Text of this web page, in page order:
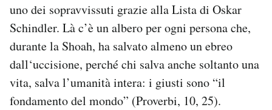
uno dei sopravvissuti grazie alla Lista di Oskar
Schindler. Là c’è un albero per ogni persona che,
durante la Shoah, ha salvato almeno un ebreo
dall‘uccisione, perché chi salva anche soltanto una
vita, salva l’umanità intera: i giusti sono “il
fondamento del mondo” (Proverbi, 10, 25).